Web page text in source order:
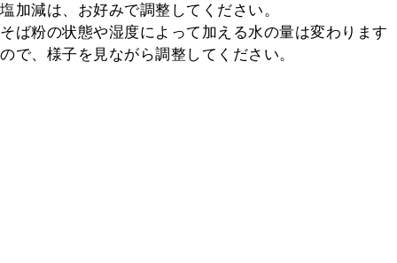
塩加減は、お好みで調整してください。
そば粉の状態や湿度によって加える水の量は変わります
ので、様子を見ながら調整してください。